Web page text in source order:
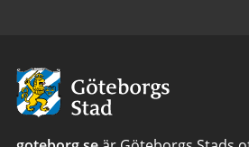
Avsändare:
Göteborgs
Stad